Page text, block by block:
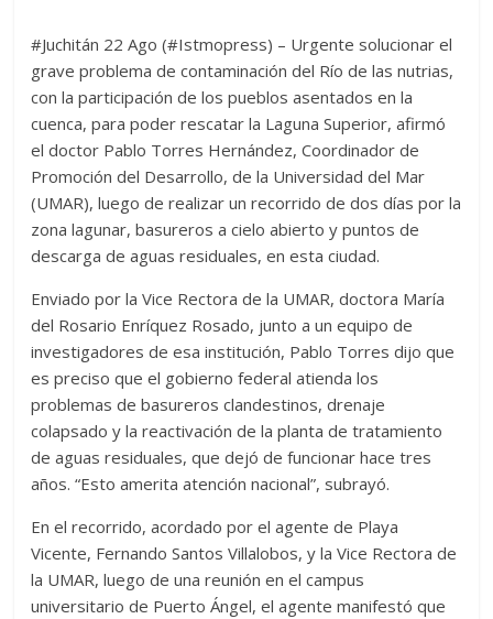
#Juchitán 22 Ago (#Istmopress) – Urgente solucionar el
grave problema de contaminación del Río de las nutrias,
con la participación de los pueblos asentados en la
cuenca, para poder rescatar la Laguna Superior, afirmó
el doctor Pablo Torres Hernández, Coordinador de
Promoción del Desarrollo, de la Universidad del Mar
(UMAR), luego de realizar un recorrido de dos días por la
zona lagunar, basureros a cielo abierto y puntos de
descarga de aguas residuales, en esta ciudad.
Enviado por la Vice Rectora de la UMAR, doctora María
del Rosario Enríquez Rosado, junto a un equipo de
investigadores de esa institución, Pablo Torres dijo que
es preciso que el gobierno federal atienda los
problemas de basureros clandestinos, drenaje
colapsado y la reactivación de la planta de tratamiento
de aguas residuales, que dejó de funcionar hace tres
años. “Esto amerita atención nacional”, subrayó.
En el recorrido, acordado por el agente de Playa
Vicente, Fernando Santos Villalobos, y la Vice Rectora de
la UMAR, luego de una reunión en el campus
universitario de Puerto Ángel, el agente manifestó que